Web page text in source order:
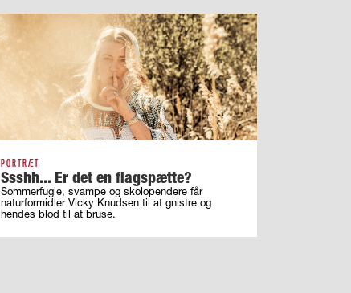
PORTRÆT
Ssshh... Er det en flagspætte?
Sommerfugle, svampe og skolopendere får
naturformidler Vicky Knudsen til at gnistre og
hendes blod til at bruse.